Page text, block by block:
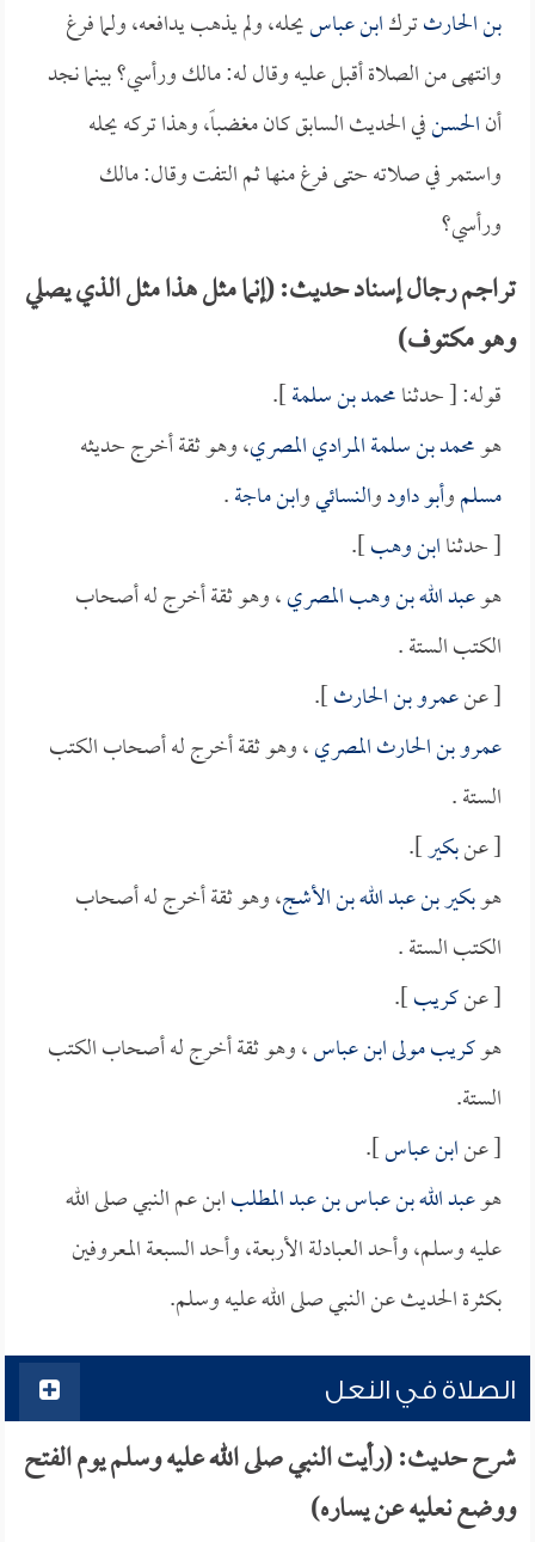
بن الحارثتركابن عباسيحله، ولم يذهب يدافعه، ولما فرغ
وانتهى من الصلاة أقبل عليه وقال له: مالك ورأسي؟ بينما نجد
أنالحسنفي الحديث السابق كان مغضباً، وهذا تركه يحله
واستمر في صلاته حتى فرغ منها ثم التفت وقال: مالك
ورأسي؟
تراجم رجال إسناد حديث: (إنما مثل هذا مثل الذي يصلي
وهو مكتوف)
قوله: [ حدثنامحمد بن سلمة].
هومحمد بن سلمة المرادي المصري، وهو ثقة أخرج حديثه
مسلموأبو داودوالنسائيوابن ماجة.
[ حدثناابن وهب].
هوعبد الله بن وهب المصري، وهو ثقة أخرج له أصحاب
الكتب الستة .
[ عنعمرو بن الحارث].
عمرو بن الحارث المصري، وهو ثقة أخرج له أصحاب الكتب
الستة .
[ عنبكير].
هوبكير بن عبد الله بن الأشج، وهو ثقة أخرج له أصحاب
الكتب الستة .
[ عنكريب].
هوكريب مولى ابن عباس، وهو ثقة أخرج له أصحاب الكتب
الستة.
[ عنابن عباس].
هوعبد الله بن عباس بن عبد المطلبابن عم النبي صلى الله
عليه وسلم، وأحد العبادلة الأربعة، وأحد السبعة المعروفين
بكثرة الحديث عن النبي صلى الله عليه وسلم.
الصلاة في النعل
شرح حديث: (رأيت النبي صلى الله عليه وسلم يوم الفتح
ووضع نعليه عن يساره)